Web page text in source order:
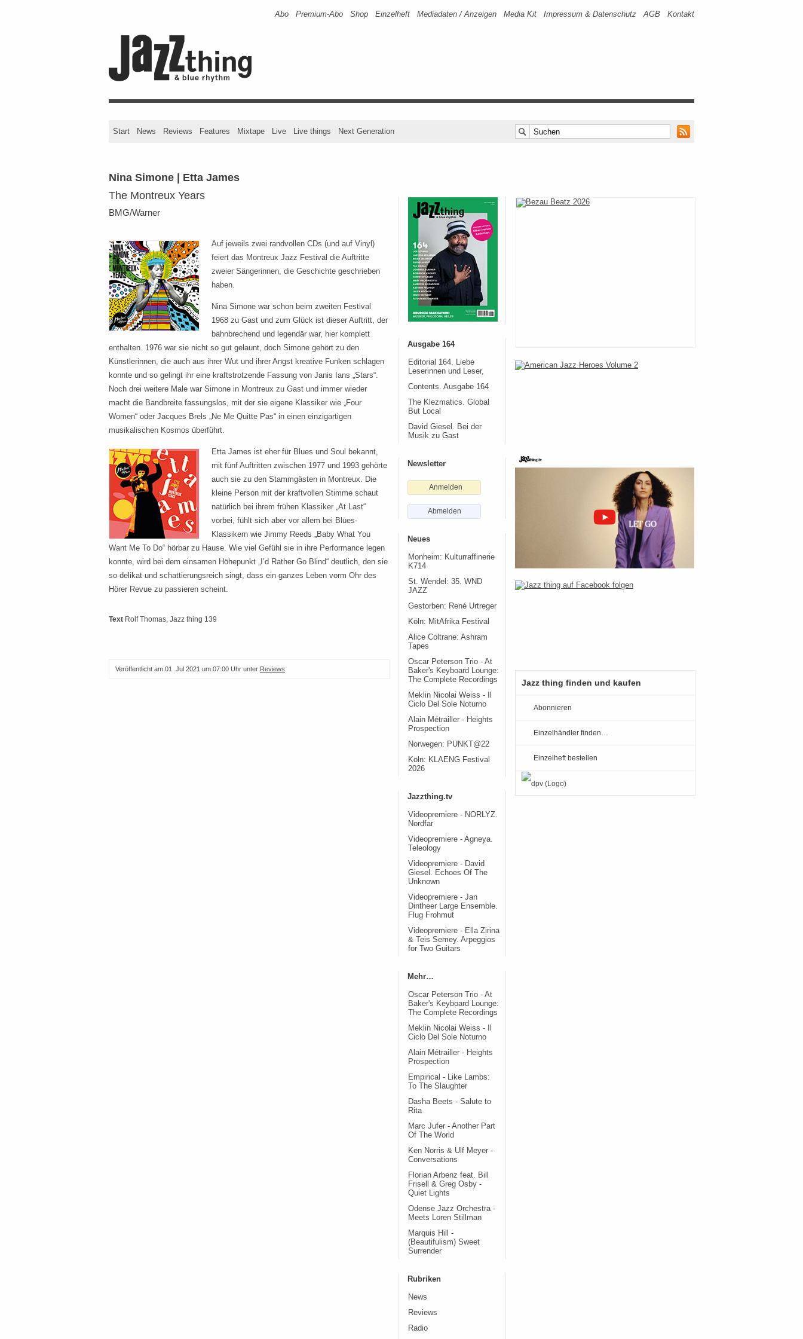
Abo Premium-Abo Shop Einzelheft Mediadaten / Anzeigen Media Kit Impressum & Datenschutz AGB Kontakt
Start News Reviews Features Mixtape Live Live things Next Generation
Nina Simone | Etta James
The Montreux Years
BMG/Warner
Auf jeweils zwei randvollen CDs (und auf Vinyl)
feiert das Montreux Jazz Festival die Auftritte
zweier Sängerinnen, die Geschichte geschrieben
haben.
Nina Simone war schon beim zweiten Festival
1968 zu Gast und zum Glück ist dieser Auftritt, der
bahnbrechend und legendär war, hier komplett
enthalten. 1976 war sie nicht so gut gelaunt, doch Simone gehört zu den
Künstlerinnen, die auch aus ihrer Wut und ihrer Angst kreative Funken schlagen
konnte und so gelingt ihr eine kraftstrotzende Fassung von Janis Ians „Stars“.
Noch drei weitere Male war Simone in Montreux zu Gast und immer wieder
macht die Bandbreite fassungslos, mit der sie eigene Klassiker wie „Four
Women“ oder Jacques Brels „Ne Me Quitte Pas“ in einen einzigartigen
musikalischen Kosmos überführt.
Etta James ist eher für Blues und Soul bekannt,
mit fünf Auftritten zwischen 1977 und 1993 gehörte
auch sie zu den Stammgästen in Montreux. Die
kleine Person mit der kraftvollen Stimme schaut
natürlich bei ihrem frühen Klassiker „At Last“
vorbei, fühlt sich aber vor allem bei Blues-
Klassikern wie Jimmy Reeds „Baby What You
Want Me To Do“ hörbar zu Hause. Wie viel Gefühl sie in ihre Performance legen
konnte, wird bei dem einsamen Höhepunkt „I’d Rather Go Blind“ deutlich, den sie
so delikat und schattierungsreich singt, dass ein ganzes Leben vorm Ohr des
Hörer Revue zu passieren scheint.
Text Rolf Thomas , Jazz thing 139
Veröffentlicht am 01. Jul 2021 um 07:00 Uhr unter Reviews
Ausgabe 164
Editorial 164. Liebe
Leserinnen und Leser,
Contents. Ausgabe 164
The Klezmatics. Global
But Local
David Giesel. Bei der
Musik zu Gast
Newsletter
Anmelden
Abmelden
Neues
Monheim: Kulturraffinerie
K714
St. Wendel: 35. WND
JAZZ
Gestorben: René Urtreger
Köln: MitAfrika Festival
Alice Coltrane: Ashram
Tapes
Oscar Peterson Trio - At
Baker's Keyboard Lounge:
The Complete Recordings
Meklin Nicolai Weiss - Il
Ciclo Del Sole Noturno
Alain Métrailler - Heights
Prospection
Norwegen: PUNKT@22
Köln: KLAENG Festival
2026
Jazzthing.tv
Videopremiere - NORLYZ.
Nordfar
Videopremiere - Agneya.
Teleology
Videopremiere - David
Giesel. Echoes Of The
Unknown
Videopremiere - Jan
Dintheer Large Ensemble.
Flug Frohmut
Videopremiere - Ella Zirina
& Teis Semey. Arpeggios
for Two Guitars
Mehr…
Oscar Peterson Trio - At
Baker's Keyboard Lounge:
The Complete Recordings
Meklin Nicolai Weiss - Il
Ciclo Del Sole Noturno
Alain Métrailler - Heights
Prospection
Empirical - Like Lambs:
To The Slaughter
Dasha Beets - Salute to
Rita
Marc Jufer - Another Part
Of The World
Ken Norris & Ulf Meyer -
Conversations
Florian Arbenz feat. Bill
Frisell & Greg Osby -
Quiet Lights
Odense Jazz Orchestra -
Meets Loren Stillman
Marquis Hill -
(Beautifulism) Sweet
Surrender
Rubriken
News
Reviews
Radio
Jazz thing finden und kaufen
Abonnieren
Einzelhändler finden…
Einzelheft bestellen